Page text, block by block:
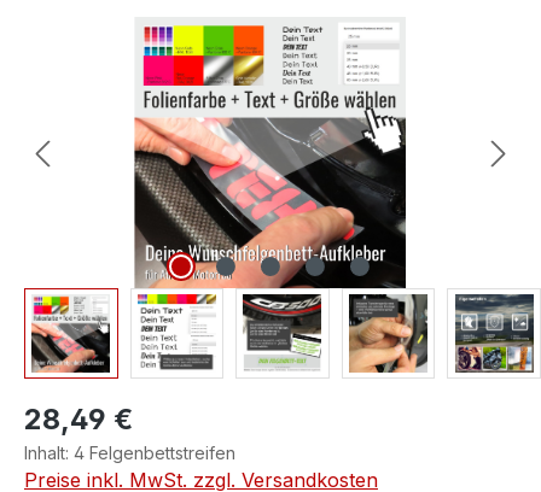
Bildergalerie überspringen
28,49 €
Inhalt: 4 Felgenbettstreifen
Preise inkl. MwSt. zzgl. Versandkosten